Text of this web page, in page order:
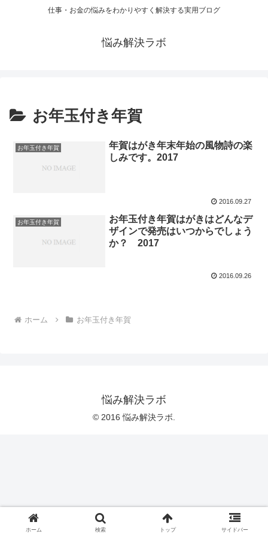
仕事・お金の悩みをわかりやすく解決する実用ブログ
悩み解決ラボ
お年玉付き年賀
お年玉付き年賀
年賀はがき年末年始の風物詩の楽
しみです。2017
2016.09.27
お年玉付き年賀
お年玉付き年賀はがきはどんなデ
ザインで発売はいつからでしょう
か？ 2017
2016.09.26
ホーム お年玉付き年賀
悩み解決ラボ
© 2016 悩み解決ラボ.
ホーム 検索 トップ サイドバー